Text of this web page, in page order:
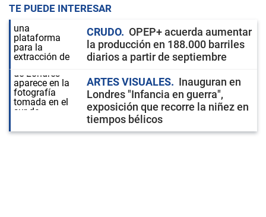
TE PUEDE INTERESAR
CRUDO
OPEP+ acuerda aumentar
la producción en 188.000 barriles
diarios a partir de septiembre
ARTES VISUALES
Inauguran en
Londres "Infancia en guerra",
exposición que recorre la niñez en
tiempos bélicos